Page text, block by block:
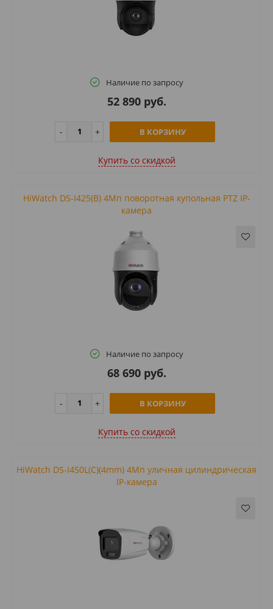
Наличие по запросу
52 890 руб.
В КОРЗИНУ
Купить cо скидкой
HiWatch DS-I425(B) 4Мп поворотная купольная PTZ IP-
камера
Наличие по запросу
68 690 руб.
В КОРЗИНУ
Купить cо скидкой
HiWatch DS-I450L(C)(4mm) 4Мп уличная цилиндрическая
IP-камера